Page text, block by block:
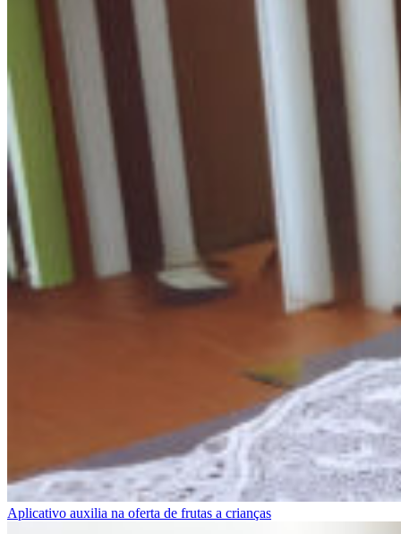
Aplicativo auxilia na oferta de frutas a crianças